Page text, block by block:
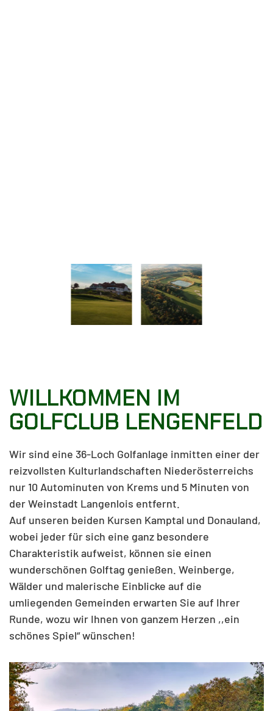
WILLKOMMEN IM
GOLFCLUB LENGENFELD
Wir sind eine 36-Loch Golfanlage inmitten einer der
reizvollsten Kulturlandschaften Niederösterreichs
nur 10 Autominuten von Krems und 5 Minuten von
der Weinstadt Langenlois entfernt.
Auf unseren beiden Kursen Kamptal und Donauland,
wobei jeder für sich eine ganz besondere
Charakteristik aufweist, können sie einen
wunderschönen Golftag genießen. Weinberge,
Wälder und malerische Einblicke auf die
umliegenden Gemeinden erwarten Sie auf Ihrer
Runde, wozu wir Ihnen von ganzem Herzen ,,ein
schönes Spiel“ wünschen!